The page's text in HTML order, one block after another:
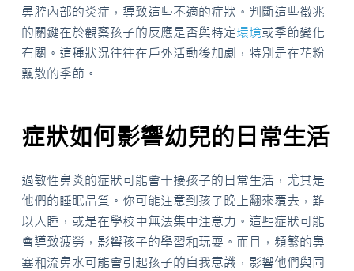
鼻腔內部的炎症，導致這些不適的症狀。判斷這些徵兆
的關鍵在於觀察孩子的反應是否與特定環境或季節變化
有關。這種狀況往往在戶外活動後加劇，特別是在花粉
飄散的季節。
症狀如何影響幼兒的日常生活
過敏性鼻炎的症狀可能會干擾孩子的日常生活，尤其是
他們的睡眠品質。你可能注意到孩子晚上翻來覆去，難
以入睡，或是在學校中無法集中注意力。這些症狀可能
會導致疲勞，影響孩子的學習和玩耍。而且，頻繁的鼻
塞和流鼻水可能會引起孩子的自我意識，影響他們與同